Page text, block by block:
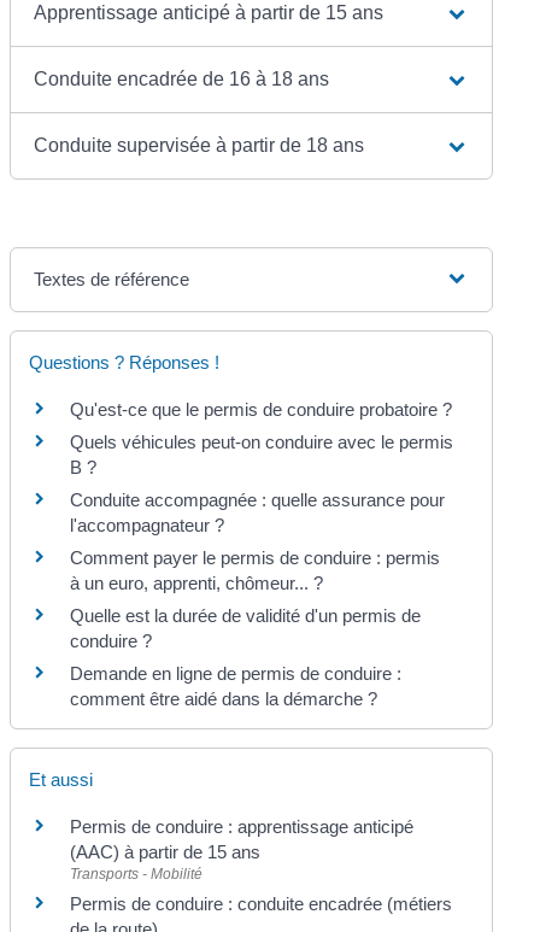
Apprentissage anticipé à partir de 15 ans
Conduite encadrée de 16 à 18 ans
Conduite supervisée à partir de 18 ans
Textes de référence
Questions ? Réponses !
Qu'est-ce que le permis de conduire probatoire ?
Quels véhicules peut-on conduire avec le permis
B ?
Conduite accompagnée : quelle assurance pour
l'accompagnateur ?
Comment payer le permis de conduire : permis
à un euro, apprenti, chômeur... ?
Quelle est la durée de validité d'un permis de
conduire ?
Demande en ligne de permis de conduire :
comment être aidé dans la démarche ?
Et aussi
Permis de conduire : apprentissage anticipé
(AAC) à partir de 15 ans
Transports - Mobilité
Permis de conduire : conduite encadrée (métiers